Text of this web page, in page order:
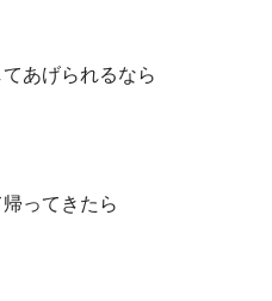
あげられるなら
ってきたら